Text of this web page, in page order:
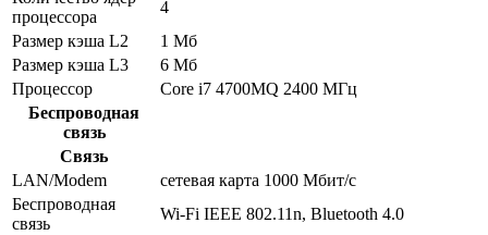
процессора
4
Размер кэша L2
1 Мб
Размер кэша L3
6 Мб
Процессор
Core i7 4700MQ 2400 МГц
Беспроводная
связь
Связь
LAN/Modem
сетевая карта 1000 Мбит/c
Беспроводная
связь
Wi-Fi IEEE 802.11n, Bluetooth 4.0